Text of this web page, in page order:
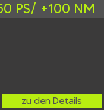
PS/ +100 NM
zu den Details